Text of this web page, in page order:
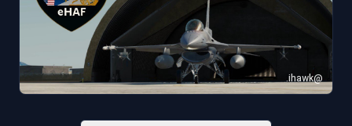
@ihawk.